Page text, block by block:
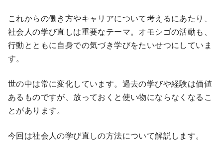
これからの働き方やキャリアについて考えるにあたり、
社会人の学び直しは重要なテーマ。オモシゴの活動も、
行動とともに自身での気づき学びをたいせつにしていま
す。
世の中は常に変化しています。過去の学びや経験は価値
あるものですが、放っておくと使い物にならなくなるこ
とがあります。
今回は社会人の学び直しの方法について解説します。